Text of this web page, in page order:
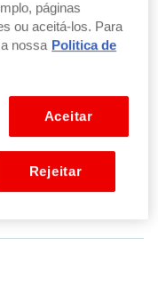
1 a 7.
o produto é detido
fundos de
páginas
ou aceitá-los. Para
nossa Politica de
Aceitar
Rejeitar